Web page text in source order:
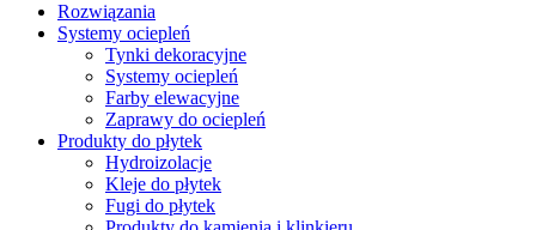
Rozwiązania
Systemy ociepleń
Tynki dekoracyjne
Systemy ociepleń
Farby elewacyjne
Zaprawy do ociepleń
Produkty do płytek
Hydroizolacje
Kleje do płytek
Fugi do płytek